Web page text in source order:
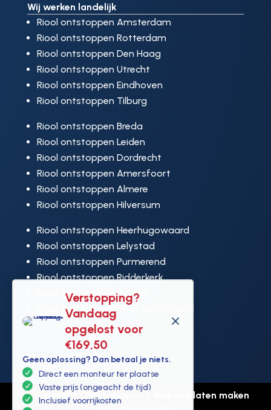
Verstopping?
Vandaag
opgelost voor
€169,50
M
Geen oplossing? Dan betaal je niets.
Direct een monteur ter plaatse
Vaste prijs (ongeacht de tijd)
Inclusief voorrijkosten
Wij werken landelijk
Riool ontstoppen Amsterdam
Riool ontstoppen Rotterdam
Riool ontstoppen Den Haag
Riool ontstoppen Utrecht
Riool ontstoppen Eindhoven
Riool ontstoppen Tilburg
Riool ontstoppen Breda
Riool ontstoppen Leiden
Riool ontstoppen Dordrecht
Riool ontstoppen Amersfoort
Riool ontstoppen Almere
Riool ontstoppen Hilversum
Riool ontstoppen Heerhugowaard
Riool ontstoppen Lelystad
Riool ontstoppen Purmerend
Riool ontstoppen Ridderkerk
Riool ontstoppen Rijswijk
Riool ontstoppen Hoek van Holland
© Copyright Ontstoppen.nl |
Website laten maken